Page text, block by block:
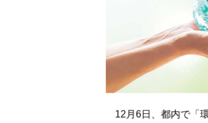
12月6日、都内で「